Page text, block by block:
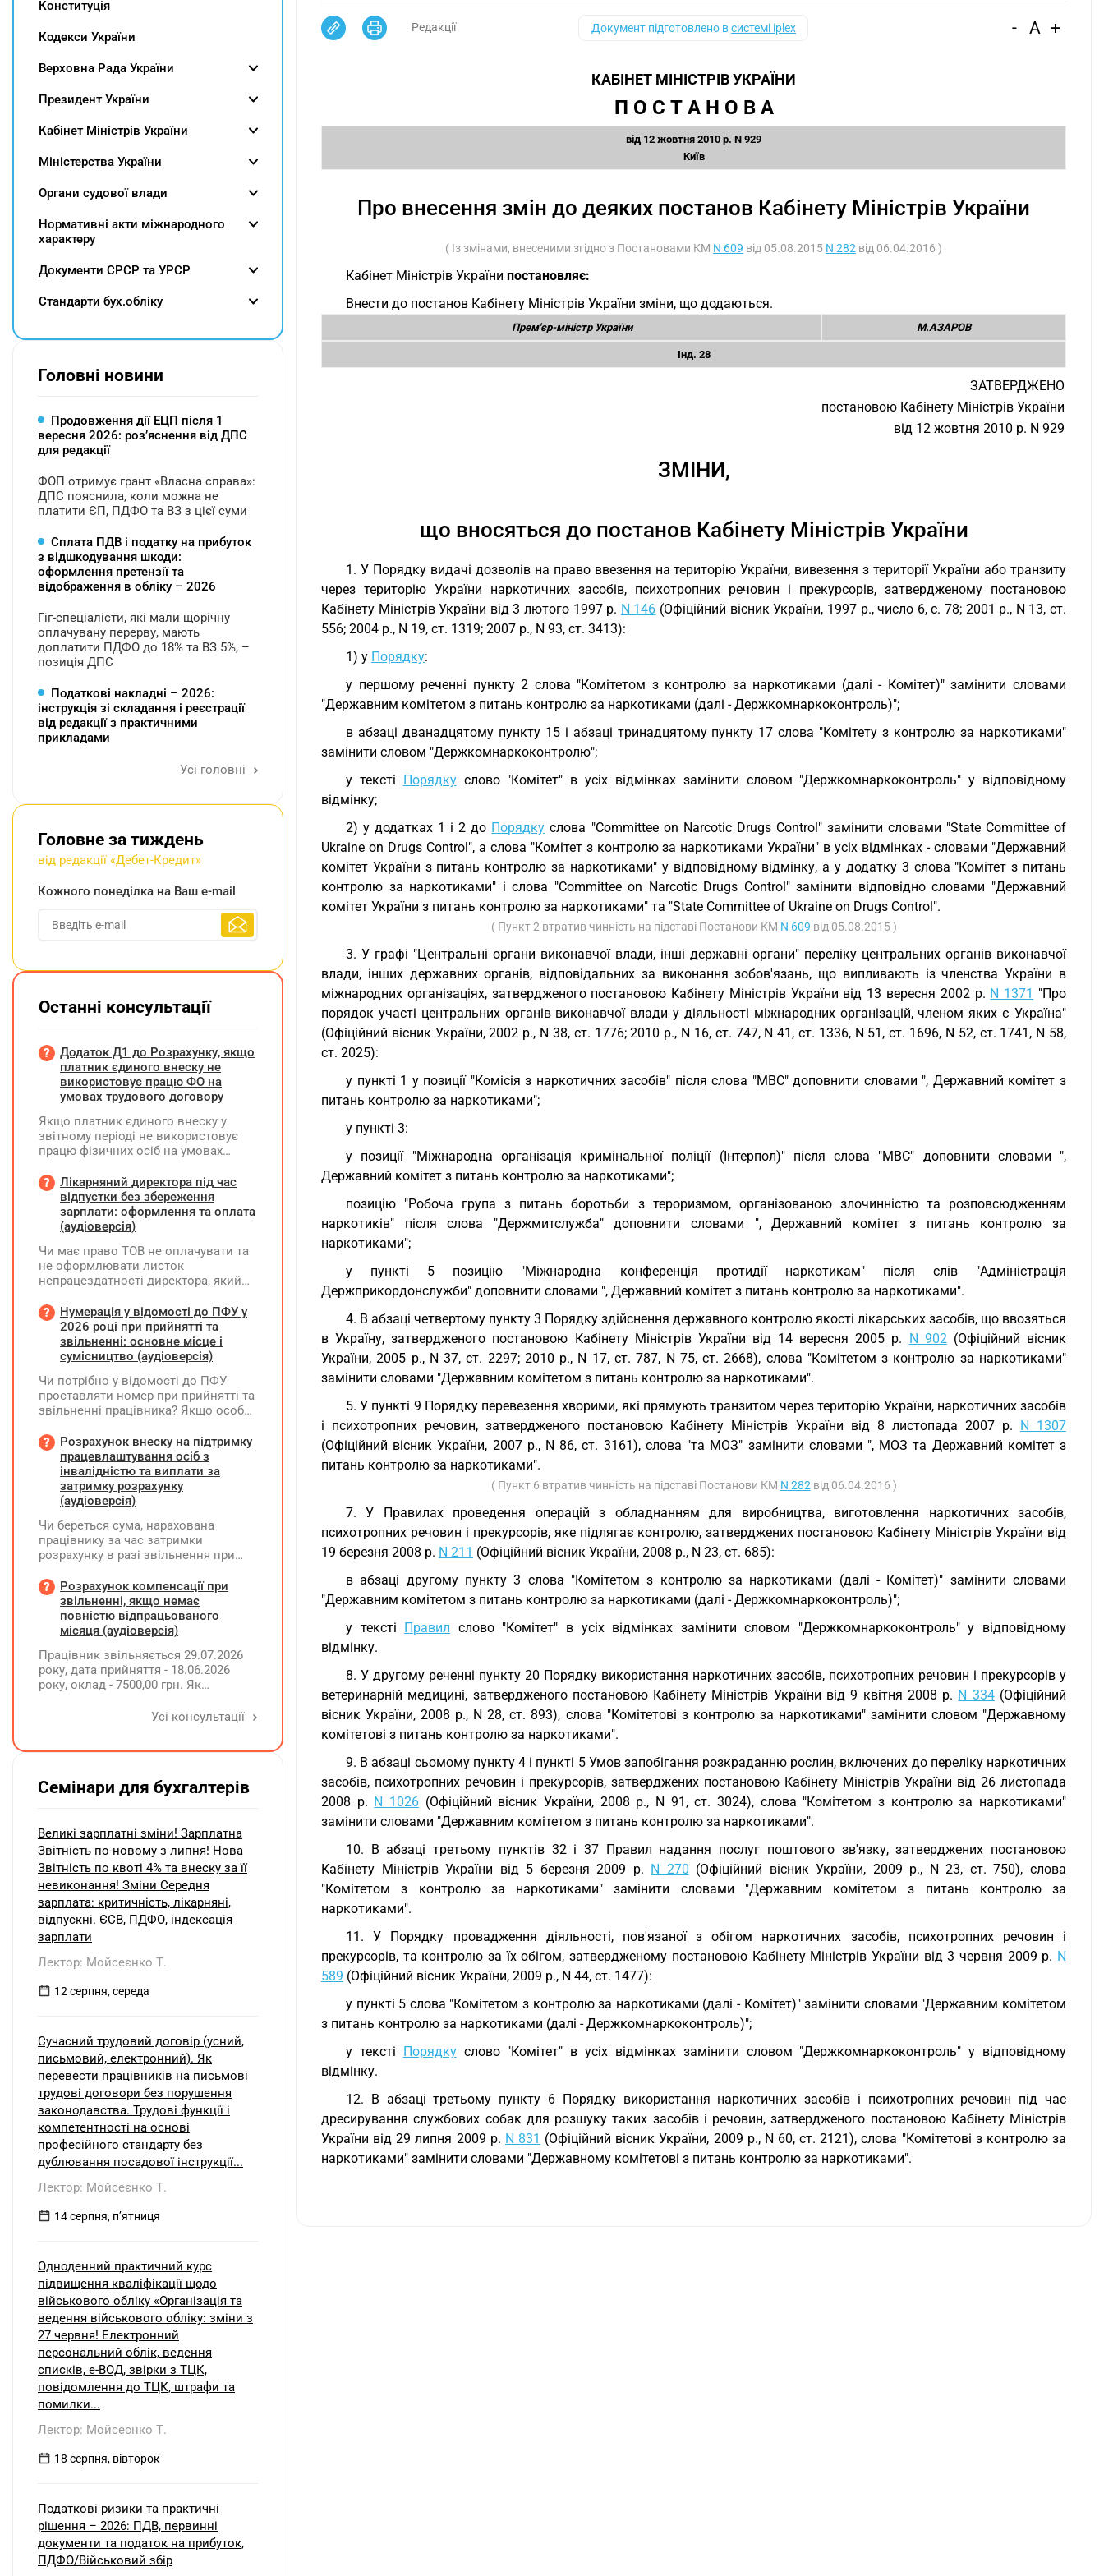
Редакції Документ підготовлено всистемі iplex - A +
КАБІНЕТ МІНІСТРІВ УКРАЇНИ
П О С Т А Н О В А
від 12 жовтня 2010 р. N 929
Київ
Про внесення змін до деяких постанов Кабінету Міністрів України
( Із змінами, внесеними згідно з Постановами КМ N 609 від 05.08.2015 N 282 від 06.04.2016 )
Кабінет Міністрів України постановляє:
Внести до постанов Кабінету Міністрів України зміни, що додаються.
Прем'єр-міністр України М.АЗАРОВ
Інд. 28
ЗАТВЕРДЖЕНО
постановою Кабінету Міністрів України
від 12 жовтня 2010 р. N 929
ЗМІНИ,
що вносяться до постанов Кабінету Міністрів України
1. У Порядку видачі дозволів на право ввезення на територію України, вивезення з території України або транзиту
через територію України наркотичних засобів, психотропних речовин і прекурсорів, затвердженому постановою
Кабінету Міністрів України від 3 лютого 1997 р. N 146 (Офіційний вісник України, 1997 р., число 6, с. 78; 2001 р., N 13, ст.
556; 2004 р., N 19, ст. 1319; 2007 р., N 93, ст. 3413):
1) у Порядку:
у першому реченні пункту 2 слова "Комітетом з контролю за наркотиками (далі - Комітет)" замінити словами
"Державним комітетом з питань контролю за наркотиками (далі - Держкомнаркоконтроль)";
в абзаці дванадцятому пункту 15 і абзаці тринадцятому пункту 17 слова "Комітету з контролю за наркотиками"
замінити словом "Держкомнаркоконтролю";
у тексті Порядкуслово "Комітет" в усіх відмінках замінити словом "Держкомнаркоконтроль" у відповідному
відмінку;
2) у додатках 1 і 2 до Порядку слова "Committee on Narcotic Drugs Control" замінити словами "State Committee of
Ukraine on Drugs Control", а слова "Комітет з контролю за наркотиками України" в усіх відмінках - словами "Державний
комітет України з питань контролю за наркотиками" у відповідному відмінку, а у додатку 3 слова "Комітет з питань
контролю за наркотиками" і слова "Committee on Narcotic Drugs Control" замінити відповідно словами "Державний
комітет України з питань контролю за наркотиками" та "State Committee of Ukraine on Drugs Control".
( Пункт 2 втратив чинність на підставі Постанови КМ N 609 від 05.08.2015 )
3. У графі "Центральні органи виконавчої влади, інші державні органи" переліку центральних органів виконавчої
влади, інших державних органів, відповідальних за виконання зобов'язань, що випливають із членства України в
міжнародних організаціях, затвердженого постановою Кабінету Міністрів України від 13 вересня 2002 р. N 1371 "Про
порядок участі центральних органів виконавчої влади у діяльності міжнародних організацій, членом яких є Україна"
(Офіційний вісник України, 2002 р., N 38, ст. 1776; 2010 р., N 16, ст. 747, N 41, ст. 1336, N 51, ст. 1696, N 52, ст. 1741, N 58,
ст. 2025):
у пункті 1 у позиції "Комісія з наркотичних засобів" після слова "МВС" доповнити словами ", Державний комітет з
питань контролю за наркотиками";
у пункті 3:
у позиції "Міжнародна організація кримінальної поліції (Інтерпол)" після слова "МВС" доповнити словами ",
Державний комітет з питань контролю за наркотиками";
позицію "Робоча група з питань боротьби з тероризмом, організованою злочинністю та розповсюдженням
наркотиків" після слова "Держмитслужба" доповнити словами ", Державний комітет з питань контролю за
наркотиками";
у пункті 5 позицію "Міжнародна конференція протидії наркотикам" після слів "Адміністрація
Держприкордонслужби" доповнити словами ", Державний комітет з питань контролю за наркотиками".
4. В абзаці четвертому пункту 3 Порядку здійснення державного контролю якості лікарських засобів, що ввозяться
в Україну, затвердженого постановою Кабінету Міністрів України від 14 вересня 2005 р. N 902(Офіційний вісник
України, 2005 р., N 37, ст. 2297; 2010 р., N 17, ст. 787, N 75, ст. 2668), слова "Комітетом з контролю за наркотиками"
замінити словами "Державним комітетом з питань контролю за наркотиками".
5. У пункті 9 Порядку перевезення хворими, які прямують транзитом через територію України, наркотичних засобів
і психотропних речовин, затвердженого постановою Кабінету Міністрів України від 8 листопада 2007 р. N 1307
(Офіційний вісник України, 2007 р., N 86, ст. 3161), слова "та МОЗ" замінити словами ", МОЗ та Державний комітет з
питань контролю за наркотиками".
( Пункт 6 втратив чинність на підставі Постанови КМ N 282 від 06.04.2016 )
7. У Правилах проведення операцій з обладнанням для виробництва, виготовлення наркотичних засобів,
психотропних речовин і прекурсорів, яке підлягає контролю, затверджених постановою Кабінету Міністрів України від
19 березня 2008 р. N 211 (Офіційний вісник України, 2008 р., N 23, ст. 685):
в абзаці другому пункту 3 слова "Комітетом з контролю за наркотиками (далі - Комітет)" замінити словами
"Державним комітетом з питань контролю за наркотиками (далі - Держкомнаркоконтроль)";
у тексті Правил слово "Комітет" в усіх відмінках замінити словом "Держкомнаркоконтроль" у відповідному
відмінку.
8. У другому реченні пункту 20 Порядку використання наркотичних засобів, психотропних речовин і прекурсорів у
ветеринарній медицині, затвердженого постановою Кабінету Міністрів України від 9 квітня 2008 р. N 334(Офіційний
вісник України, 2008 р., N 28, ст. 893), слова "Комітетові з контролю за наркотиками" замінити словом "Державному
комітетові з питань контролю за наркотиками".
9. В абзаці сьомому пункту 4 і пункті 5 Умов запобігання розкраданню рослин, включених до переліку наркотичних
засобів, психотропних речовин і прекурсорів, затверджених постановою Кабінету Міністрів України від 26 листопада
2008 р. N 1026 (Офіційний вісник України, 2008 р., N 91, ст. 3024), слова "Комітетом з контролю за наркотиками"
замінити словами "Державним комітетом з питань контролю за наркотиками".
10. В абзаці третьому пунктів 32 і 37 Правил надання послуг поштового зв'язку, затверджених постановою
Кабінету Міністрів України від 5 березня 2009 р. N 270 (Офіційний вісник України, 2009 р., N 23, ст. 750), слова
"Комітетом з контролю за наркотиками" замінити словами "Державним комітетом з питань контролю за
наркотиками".
11. У Порядку провадження діяльності, пов'язаної з обігом наркотичних засобів, психотропних речовин і
прекурсорів, та контролю за їх обігом, затвердженому постановою Кабінету Міністрів України від 3 червня 2009 р. N
589 (Офіційний вісник України, 2009 р., N 44, ст. 1477):
у пункті 5 слова "Комітетом з контролю за наркотиками (далі - Комітет)" замінити словами "Державним комітетом
з питань контролю за наркотиками (далі - Держкомнаркоконтроль)";
у тексті Порядкуслово "Комітет" в усіх відмінках замінити словом "Держкомнаркоконтроль" у відповідному
відмінку.
12. В абзаці третьому пункту 6 Порядку використання наркотичних засобів і психотропних речовин під час
дресирування службових собак для розшуку таких засобів і речовин, затвердженого постановою Кабінету Міністрів
України від 29 липня 2009 р. N 831 (Офіційний вісник України, 2009 р., N 60, ст. 2121), слова "Комітетові з контролю за
наркотиками" замінити словами "Державному комітетові з питань контролю за наркотиками".
Конституція
Кодекси України
Верховна Рада України
Президент України
Кабінет Міністрів України
Міністерства України
Органи судової влади
Нормативні акти міжнародного
характеру
Документи СРСР та УРСР
Cтандарти бух.обліку
Головні новини
Продовження дії ЕЦП після 1
вересня 2026: розʼяснення від ДПС
для редакції
ФОП отримує грант «Власна справа»:
ДПС пояснила, коли можна не
платити ЄП, ПДФО та ВЗ з цієї суми
Сплата ПДВ і податку на прибуток
з відшкодування шкоди:
оформлення претензії та
відображення в обліку – 2026
Гіг-спеціалісти, які мали щорічну
оплачувану перерву, мають
доплатити ПДФО до 18% та ВЗ 5%, –
позиція ДПС
Податкові накладні – 2026:
інструкція зі складання і реєстрації
від редакції з практичними
прикладами
Усі головні
Головне за тиждень
від редакції «Дебет-Кредит»
Кожного понеділка на Ваш e-mail
Останні консультації
Додаток Д1 до Розрахунку, якщо
платник єдиного внеску не
використовує працю ФО на
умовах трудового договору
Якщо платник єдиного внеску у
звітному періоді не використовує
працю фізичних осіб на умовах
на інших умовах, передбачених
законодавством, Додаток Д1/
Додаток ФІЗ-Д1 за відповідний
період не подається
Лікарняний директора під час
відпустки без збереження
зарплати: оформлення та оплата
(аудіоверсія)
Чи має право ТОВ не оплачувати та
не оформлювати листок
непрацездатності директора, який
збереження заробітної плати під час
призупинення діяльності
підприємства?
Нумерація у відомості до ПФУ у
2026 році при прийнятті та
звільненні: основне місце і
сумісництво (аудіоверсія)
Чи потрібно у відомості до ПФУ
проставляти номер при прийнятті та
звільненні працівника? Якщо особа
місцем роботи та за сумісництвом,
чи рахується це як два роботодавці?
Розрахунок внеску на підтримку
працевлаштування осіб з
інвалідністю та виплати за
затримку розрахунку
(аудіоверсія)
Чи береться сума, нарахована
працівнику за час затримки
розрахунку в разі звільнення при
заробітної плати (винагороди), для
розрахунку внеску на підтримку
працевлаштування осіб з
інвалідністю?
Розрахунок компенсації при
звільненні, якщо немає
повністю відпрацьованого
місяця (аудіоверсія)
Працівник звільняється 29.07.2026
року, дата прийняття - 18.06.2026
року, оклад - 7500,00 грн. Як
невикористаних днів відпустки при
Усі консультації
Семінари для бухгалтерів
Великі зарплатні зміни! Зарплатна
Звітність по-новому з липня! Нова
Звітність по квоті 4% та внеску за її
невиконання! Зміни Середня
зарплата: критичність, лікарняні,
відпускні. ЄСВ, ПДФО, індексація
зарплати
Лектор: Мойсеєнко Т.
12 серпня, середа
Сучасний трудовий договір (усний,
письмовий, електронний). Як
перевести працівників на письмові
трудові договори без порушення
законодавства. Трудові функції і
компетентності на основі
професійного стандарту без
дублювання посадової інструкції...
Лектор: Мойсеєнко Т.
14 серпня, пʼятниця
Одноденний практичний курс
підвищення кваліфікації щодо
військового обліку «Організація та
ведення військового обліку: зміни з
27 червня! Електронний
персональний облік, ведення
списків, е-ВОД, звірки з ТЦК,
повідомлення до ТЦК, штрафи та
помилки...
Лектор: Мойсеєнко Т.
18 серпня, вівторок
Податкові ризики та практичні
рішення – 2026: ПДВ, первинні
документи та податок на прибуток,
ПДФО/Військовий збір